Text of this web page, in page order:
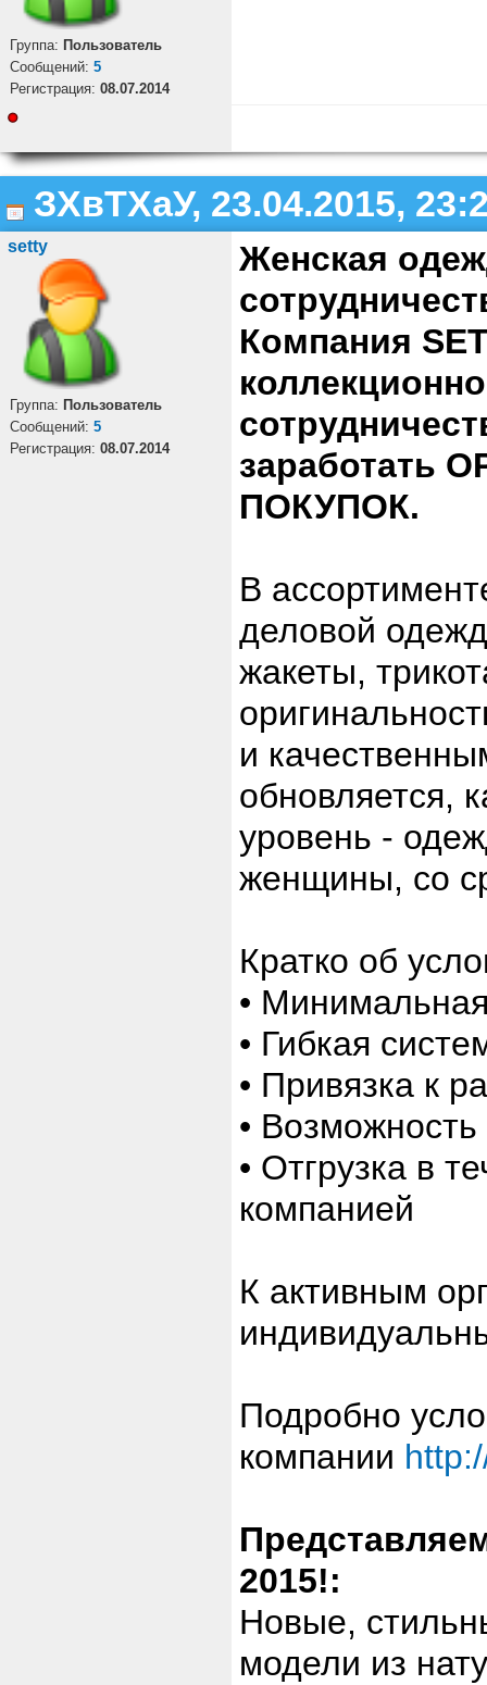
Группа: Пользователь
Cообщений: 5
Регистрация: 08.07.2014
ЗХвТХаУ, 23.04.2015,
setty
Группа: Пользователь
Cообщений: 5
Регистрация: 08.07.2014
Женская
Компания
заработать
ПОКУПОК.
В
деловой
жакеты,
и
обновляется,
уровень -
женщины, со
Кратко об
•
• Гибкая
• Привязка к
•
• Отгрузка в
компанией
К активным
Подробно
компании
2015!:
Новые,
модели из